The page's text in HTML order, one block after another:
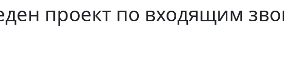
проект по входящим